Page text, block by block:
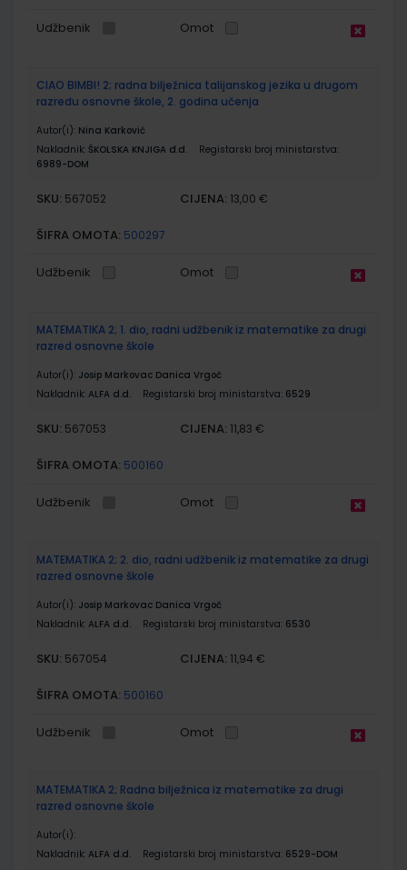
Udžbenik Omot
CIAO BIMBI! 2; radna bilježnica talijanskog jezika u drugom
razredu osnovne škole, 2. godina učenja
Autor(i): Nina Karković
Nakladnik: ŠKOLSKA KNJIGA d.d.
Registarski broj ministarstva:
6989-DOM
SKU: 567052 CIJENA: 13,00 €
ŠIFRA OMOTA: 500297
Udžbenik Omot
MATEMATIKA 2; 1. dio, radni udžbenik iz matematike za drugi
razred osnovne škole
Autor(i): Josip Markovac Danica Vrgoč
Nakladnik: ALFA d.d. Registarski broj ministarstva: 6529
SKU: 567053 CIJENA: 11,83 €
ŠIFRA OMOTA: 500160
Udžbenik Omot
MATEMATIKA 2; 2. dio, radni udžbenik iz matematike za drugi
razred osnovne škole
Autor(i): Josip Markovac Danica Vrgoč
Nakladnik: ALFA d.d. Registarski broj ministarstva: 6530
SKU: 567054 CIJENA: 11,94 €
ŠIFRA OMOTA: 500160
Udžbenik Omot
MATEMATIKA 2; Radna bilježnica iz matematike za drugi
razred osnovne škole
Autor(i):
Nakladnik: ALFA d.d. Registarski broj ministarstva: 6529-DOM